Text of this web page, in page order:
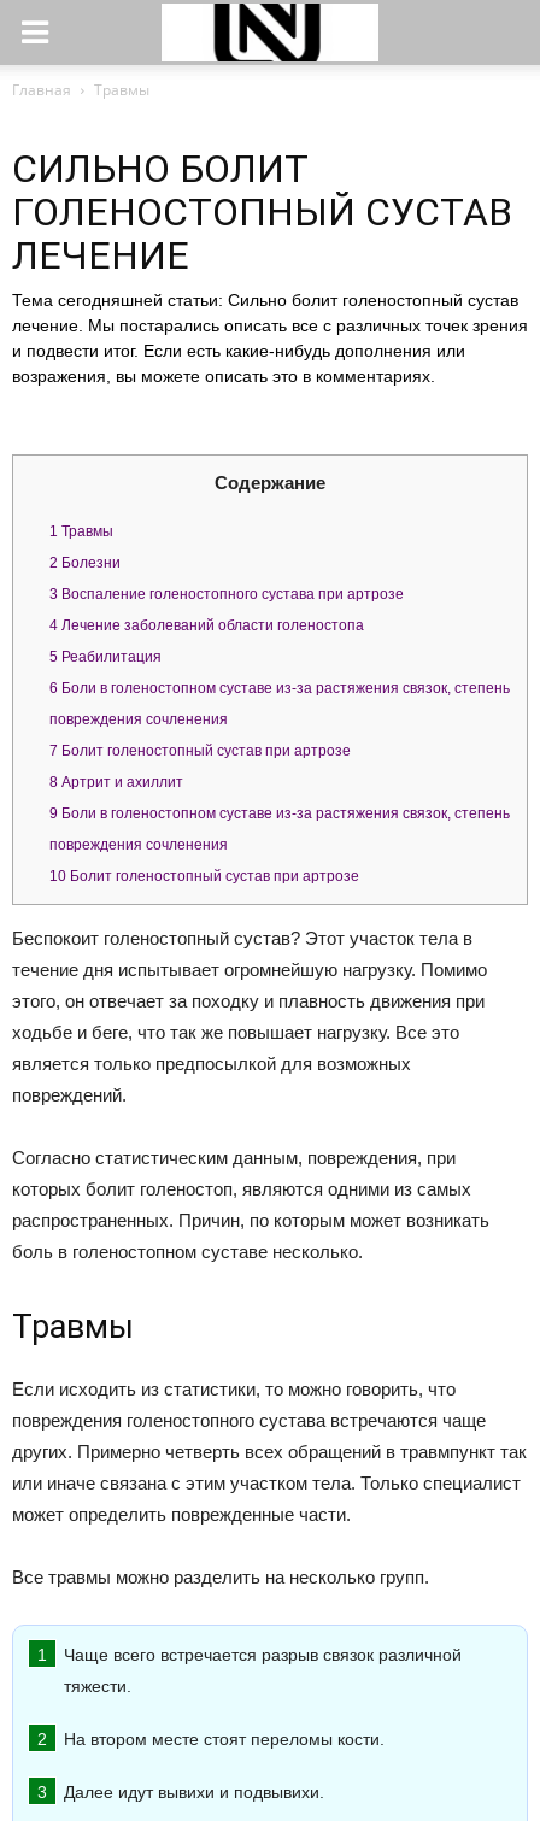
Главная Травмы
СИЛЬНО БОЛИТ
ГОЛЕНОСТОПНЫЙ СУСТАВ
ЛЕЧЕНИЕ
Тема сегодняшней статьи: Сильно болит голеностопный сустав
лечение. Мы постарались описать все с различных точек зрения
и подвести итог. Если есть какие-нибудь дополнения или
возражения, вы можете описать это в комментариях.
Содержание
1 Травмы
2 Болезни
3 Воспаление голеностопного сустава при артрозе
4 Лечение заболеваний области голеностопа
5 Реабилитация
6 Боли в голеностопном суставе из-за растяжения связок, степень
повреждения сочленения
7 Болит голеностопный сустав при артрозе
8 Артрит и ахиллит
9 Боли в голеностопном суставе из-за растяжения связок, степень
повреждения сочленения
10 Болит голеностопный сустав при артрозе
Беспокоит голеностопный сустав? Этот участок тела в
течение дня испытывает огромнейшую нагрузку. Помимо
этого, он отвечает за походку и плавность движения при
ходьбе и беге, что так же повышает нагрузку. Все это
является только предпосылкой для возможных
повреждений.
Согласно статистическим данным, повреждения, при
которых болит голеностоп, являются одними из самых
распространенных. Причин, по которым может возникать
боль в голеностопном суставе несколько.
Травмы
Если исходить из статистики, то можно говорить, что
повреждения голеностопного сустава встречаются чаще
других. Примерно четверть всех обращений в травмпункт так
или иначе связана с этим участком тела. Только специалист
может определить поврежденные части.
Все травмы можно разделить на несколько групп.
Чаще всего встречается разрыв связок различной
тяжести.
На втором месте стоят переломы кости.
Далее идут вывихи и подвывихи.